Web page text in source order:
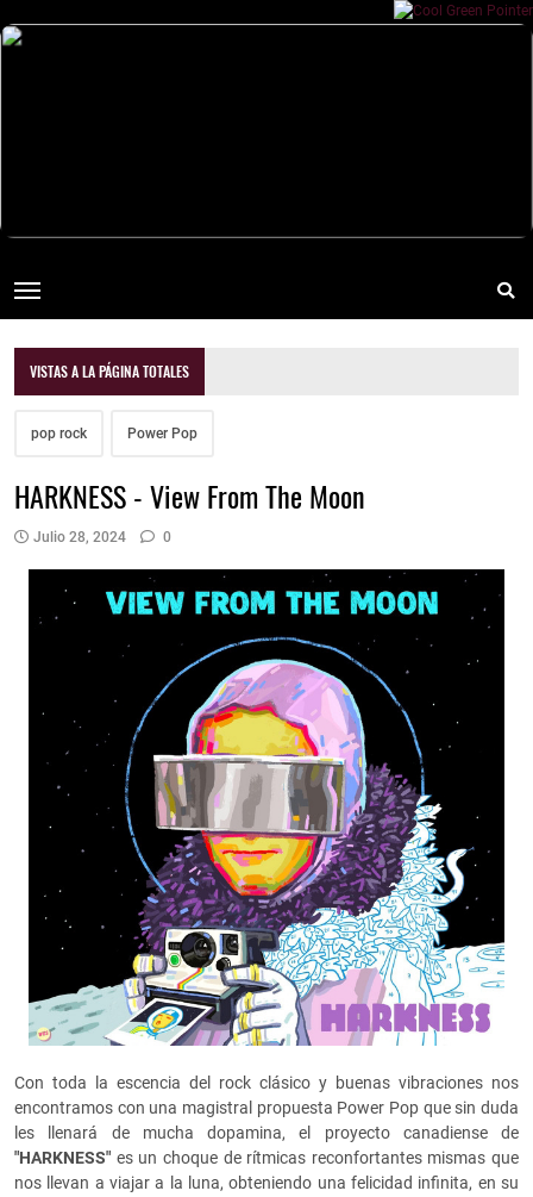
VISTAS A LA PÁGINA TOTALES
pop rock Power Pop
HARKNESS - View From The Moon
Julio 28, 2024 0
Con toda la escencia del rock clásico y buenas vibraciones nos
encontramos con una magistral propuesta Power Pop que sin duda
les llenará de mucha dopamina, el proyecto canadiense de
"HARKNESS" es un choque de rítmicas reconfortantes mismas que
nos llevan a viajar a la luna, obteniendo una felicidad infinita, en su